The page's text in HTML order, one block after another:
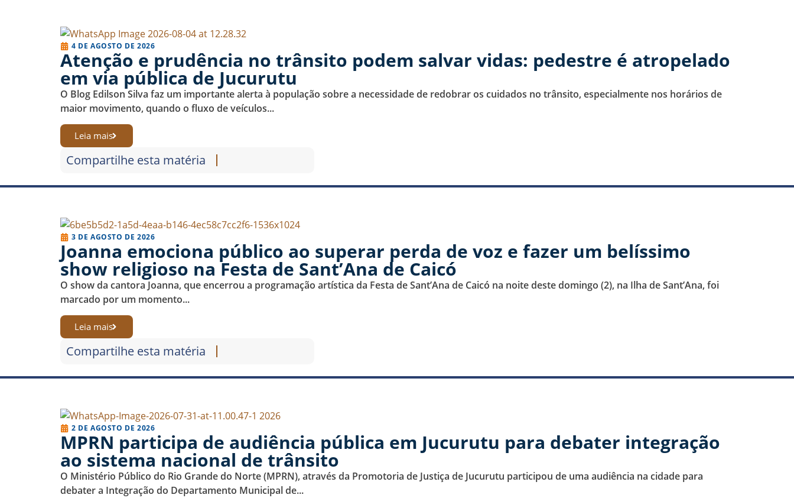
4 DE AGOSTO DE 2026
Atenção e prudência no trânsito podem salvar vidas: pedestre é atropelado
em via pública de Jucurutu
O Blog Edilson Silva faz um importante alerta à população sobre a necessidade de redobrar os cuidados no trânsito, especialmente nos horários de
maior movimento, quando o fluxo de veículos...
Leia mais
Compartilhe esta matéria
3 DE AGOSTO DE 2026
Joanna emociona público ao superar perda de voz e fazer um belíssimo
show religioso na Festa de Sant’Ana de Caicó
O show da cantora Joanna, que encerrou a programação artística da Festa de Sant’Ana de Caicó na noite deste domingo (2), na Ilha de Sant’Ana, foi
marcado por um momento...
Leia mais
Compartilhe esta matéria
2 DE AGOSTO DE 2026
MPRN participa de audiência pública em Jucurutu para debater integração
ao sistema nacional de trânsito
O Ministério Público do Rio Grande do Norte (MPRN), através da Promotoria de Justiça de Jucurutu participou de uma audiência na cidade para
debater a Integração do Departamento Municipal de...